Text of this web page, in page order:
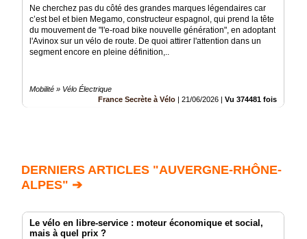
Ne cherchez pas du côté des grandes marques légendaires car
c’est bel et bien Megamo, constructeur espagnol, qui prend la tête
du mouvement de "l'e-road bike nouvelle génération", en adoptant
l'Avinox sur un vélo de route. De quoi attirer l'attention dans un
segment encore en pleine définition,..
Mobilité » Vélo Électrique
France Secrète à Vélo | 21/06/2026 | Vu 374481 fois
DERNIERS ARTICLES "AUVERGNE-RHÔNE-
ALPES" ➔
Le vélo en libre-service : moteur économique et social,
mais à quel prix ?